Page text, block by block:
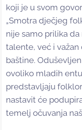
koji je u svom
„Smotra dječjeg
nije samo prilika
talente, već i
baštine.
ovoliko mladih
predstavljaju
nastavit će
temelj očuvanja